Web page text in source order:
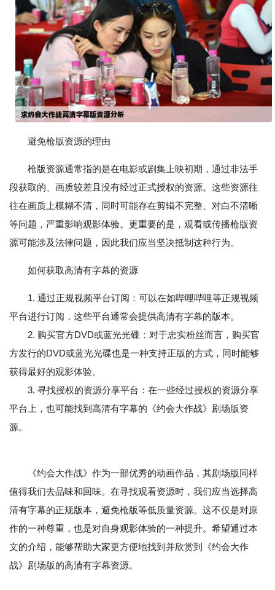
避免枪版资源的理由
枪版资源通常指的是在电影或剧集上映初期，通过非法手
段获取的、画质较差且没有经过正式授权的资源。这些资源往
往在画质上模糊不清，同时可能存在剪辑不完整、对白不清晰
等问题，严重影响观影体验。更重要的是，观看或传播枪版资
源可能涉及法律问题，因此我们应当坚决抵制这种行为。
如何获取高清有字幕的资源
1. 通过正规视频平台订阅：可以在如哔哩哔哩等正规视频
平台进行订阅，这些平台通常会提供高清有字幕的版本。
2. 购买官方DVD或蓝光光碟：对于忠实粉丝而言，购买官
方发行的DVD或蓝光光碟也是一种支持正版的方式，同时能够
获得最好的观影体验。
3. 寻找授权的资源分享平台：在一些经过授权的资源分享
平台上，也可能找到高清有字幕的《约会大作战》剧场版资
源。
《约会大作战》作为一部优秀的动画作品，其剧场版同样
值得我们去品味和回味。在寻找观看资源时，我们应当选择高
清有字幕的正规版本，避免枪版等低质量资源。这不仅是对原
作的一种尊重，也是对自身观影体验的一种提升。希望通过本
文的介绍，能够帮助大家更方便地找到并欣赏到《约会大作
战》剧场版的高清有字幕资源。